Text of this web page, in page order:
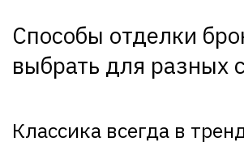
Способы отделки
выбрать для разных
Классика всегда в